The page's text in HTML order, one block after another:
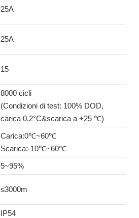
25A
25A
15
8000 cicli
(Condizioni di test: 100% DOD,
carica 0,2°C&scarica a +25 ℃)
Carica:0℃~60℃
Scarica:-10℃~60℃
5~95%
≤3000m
IP54